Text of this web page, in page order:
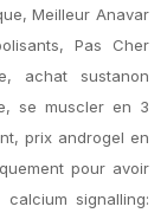
Meilleur Anavar
Pas Cher
achat sustanon
se muscler en 3
prix androgel en
pour avoir
signalling: